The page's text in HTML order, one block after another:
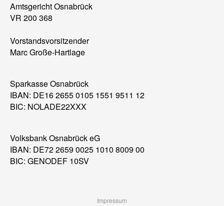
Amtsgericht Osnabrück
VR 200 368
Vorstandsvorsitzender
Marc Große-Hartlage
Sparkasse Osnabrück
IBAN: DE16 2655 0105 1551 9511 12
BIC: NOLADE22XXX
Volksbank Osnabrück eG
IBAN: DE72 2659 0025 1010 8009 00
BIC: GENODEF 10SV
Impressum